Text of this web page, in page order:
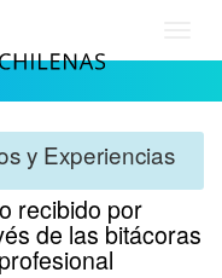
y Experiencias
recibido por
de las bitácoras